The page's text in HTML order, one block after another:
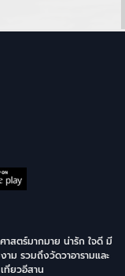
าสตร์มากมาย น่ารัก ใจดี มี
ม รวมถึงวัดวาอารามและ
ที่ยวอีสาน